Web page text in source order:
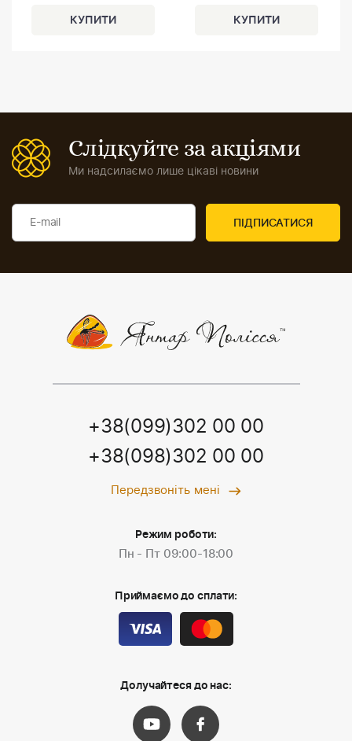
Слідкуйте за акціями
Ми надсилаємо лише цікаві новини
+38(099)302 00 00
+38(098)302 00 00
Передзвоніть мені
Режим роботи:
Пн - Пт 09:00-18:00
Приймаємо до сплати:
Долучайтеся до нас: